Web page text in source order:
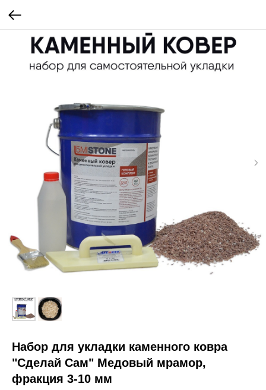
Набор для укладки каменного ковра
"Сделай Сам" Медовый мрамор,
фракция 3-10 мм